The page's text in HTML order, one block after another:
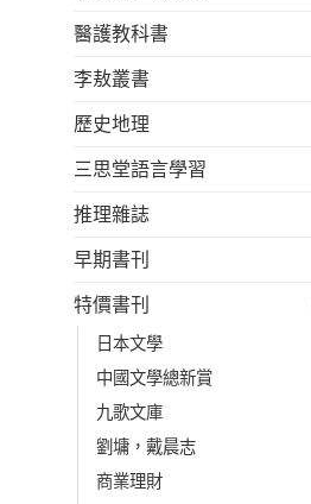
醫護教科書
李敖叢書
歷史地理
三思堂語言學習
推理雜誌
早期書刊
特價書刊
日本文學
中國文學總新賞
九歌文庫
劉墉，戴晨志
商業理財